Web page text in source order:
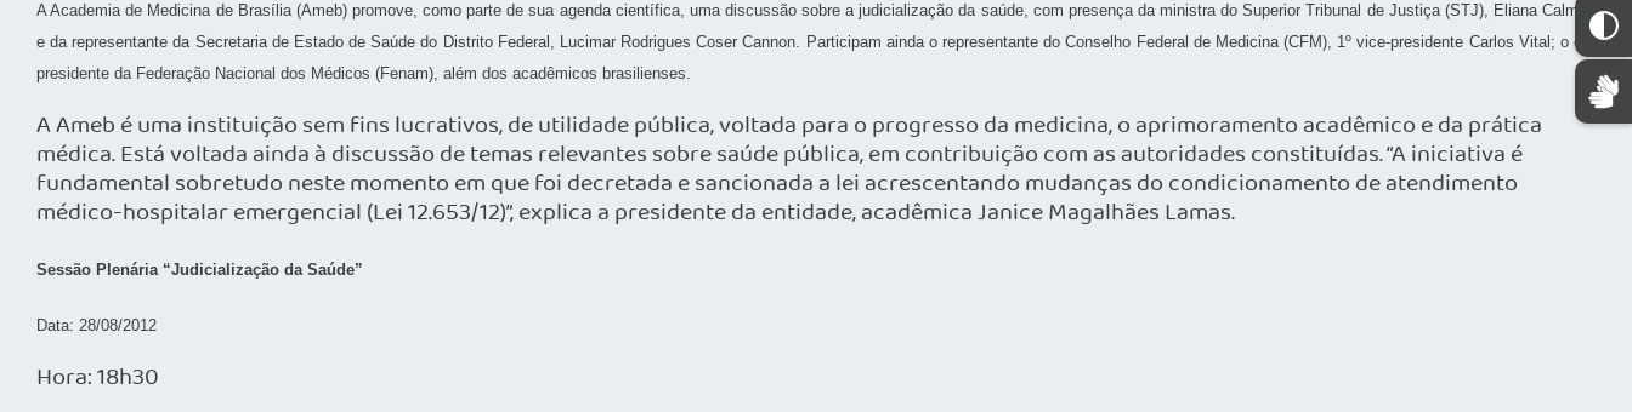
A Academia de Medicina de Brasília (Ameb) promove, como parte de sua agenda científica, uma discussão sobre a judicialização da saúde, com presença da ministra do Superior Tribunal de Justiça (STJ), Eliana Calmon
e da representante da Secretaria de Estado de Saúde do Distrito Federal, Lucimar Rodrigues Coser Cannon. Participam ainda o representante do Conselho Federal de Medicina (CFM), 1º vice-presidente Carlos Vital; o ex-
presidente da Federação Nacional dos Médicos (Fenam), além dos acadêmicos brasilienses.
A Ameb é uma instituição sem fins lucrativos, de utilidade pública, voltada para o progresso da medicina, o aprimoramento acadêmico e da prática
médica. Está voltada ainda à discussão de temas relevantes sobre saúde pública, em contribuição com as autoridades constituídas. “A iniciativa é
fundamental sobretudo neste momento em que foi decretada e sancionada a lei acrescentando mudanças do condicionamento de atendimento
médico-hospitalar emergencial (Lei 12.653/12)”, explica a presidente da entidade, acadêmica Janice Magalhães Lamas.
Sessão Plenária “Judicialização da Saúde”
Data: 28/08/2012
Hora: 18h30